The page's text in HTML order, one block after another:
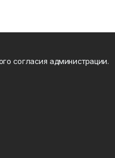
согласия администрации.